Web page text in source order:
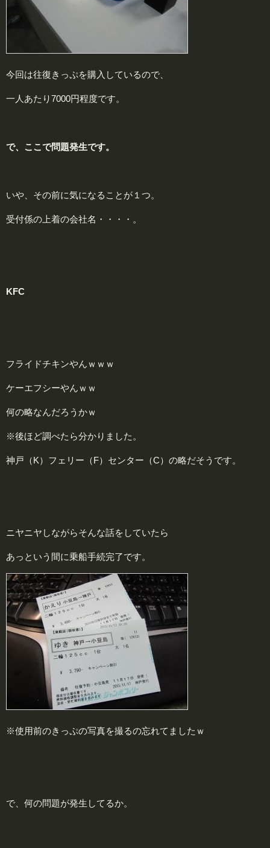
今回は往復きっぷを購入しているので、
一人あたり7000円程度です。
で、ここで問題発生です。
いや、その前に気になることが１つ。
受付係の上着の会社名・・・・。
KFC
フライドチキンやんｗｗｗ
ケーエフシーやんｗｗ
何の略なんだろうかｗ
※後ほど調べたら分かりました。
神戸（K）フェリー（F）センター（C）の略だそうです。
ニヤニヤしながらそんな話をしていたら
あっという間に乗船手続完了です。
※使用前のきっぷの写真を撮るの忘れてましたｗ
で、何の問題が発生してるか。